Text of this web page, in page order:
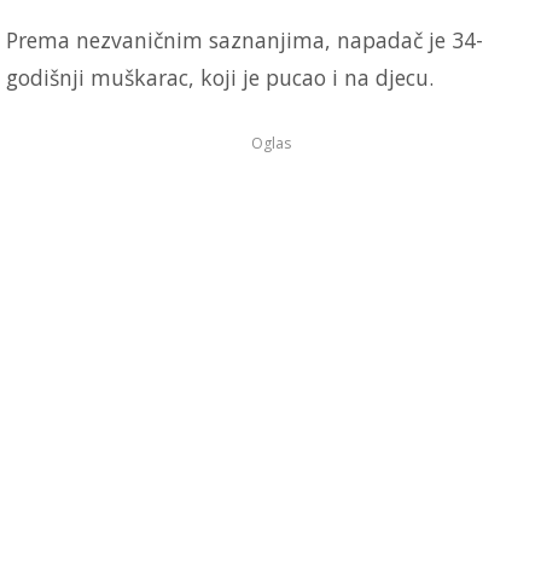
Prema nezvaničnim saznanjima, napadač je 34-
godišnji muškarac, koji je pucao i na djecu.
Oglas